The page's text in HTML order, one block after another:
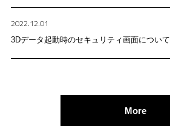
2022.12.01
3Dデータ起動時のセキュリティ画面について
More